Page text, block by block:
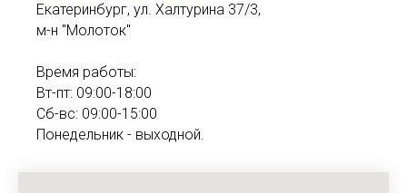
Екатеринбург, ул. Халтурина 37/3,
м-н "Молоток"
Время работы:
Вт-пт: 09:00-18:00
Сб-вс: 09:00-15:00
Понедельник - выходной.